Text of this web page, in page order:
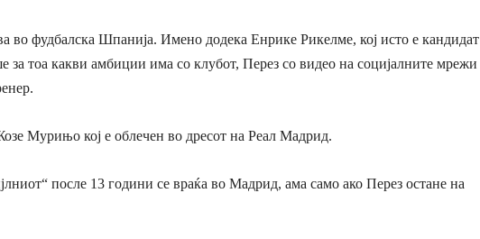
во фудбалска Шпанија. Имено додека Енрике Рикелме, кој исто е кандидат
за тоа какви амбиции има со клубот, Перез со видео на социјалните мрежи
Мурињо кој е облечен во дресот на Реал Мадрид.
после 13 години се враќа во Мадрид, ама само ако Перез остане на